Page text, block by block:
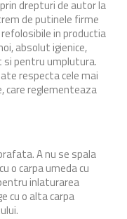
drepturi de autor la
de putinele firme
in productia
absolut igienice,
pentru umplutura.
respecta cele mai
care reglementeaza
A nu se spala
o carpa umeda cu
inlaturarea
cu o alta carpa